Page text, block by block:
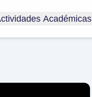
Académicas